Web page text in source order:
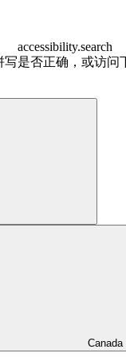
accessibility.search
是否正确，或访问
Canada